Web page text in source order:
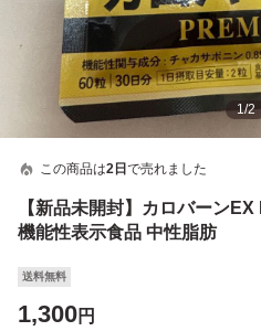
1/2
この商品は2日 で売れました
【新品未開封】カロバーン
機能性表示食品 中性脂肪
送料無料
1,300円